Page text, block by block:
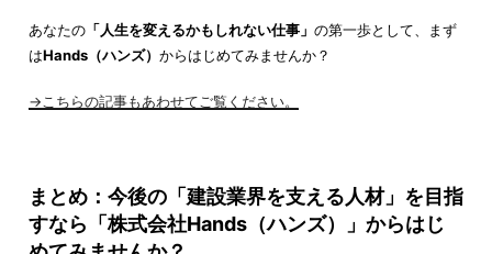
あなたの「人生を変えるかもしれない仕事」 の第一歩として、まず
はHands（ハンズ） からはじめてみませんか？
→こちらの記事もあわせてご覧ください。
まとめ：今後の「建設業界を支える人材」を目指
すなら「株式会社Hands（ハンズ）」からはじ